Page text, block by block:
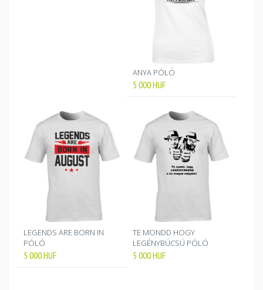
ANYA PÓLÓ
5 000HUF
LEGENDS ARE BORN IN
PÓLÓ
5 000HUF
TE MONDD HOGY
LEGÉNYBÚCSÚ PÓLÓ
5 000HUF